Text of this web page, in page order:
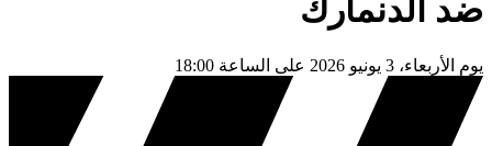
ضد الدنمارك
يوم الأربعاء، 3 يونيو 2026 على الساعة 18:00